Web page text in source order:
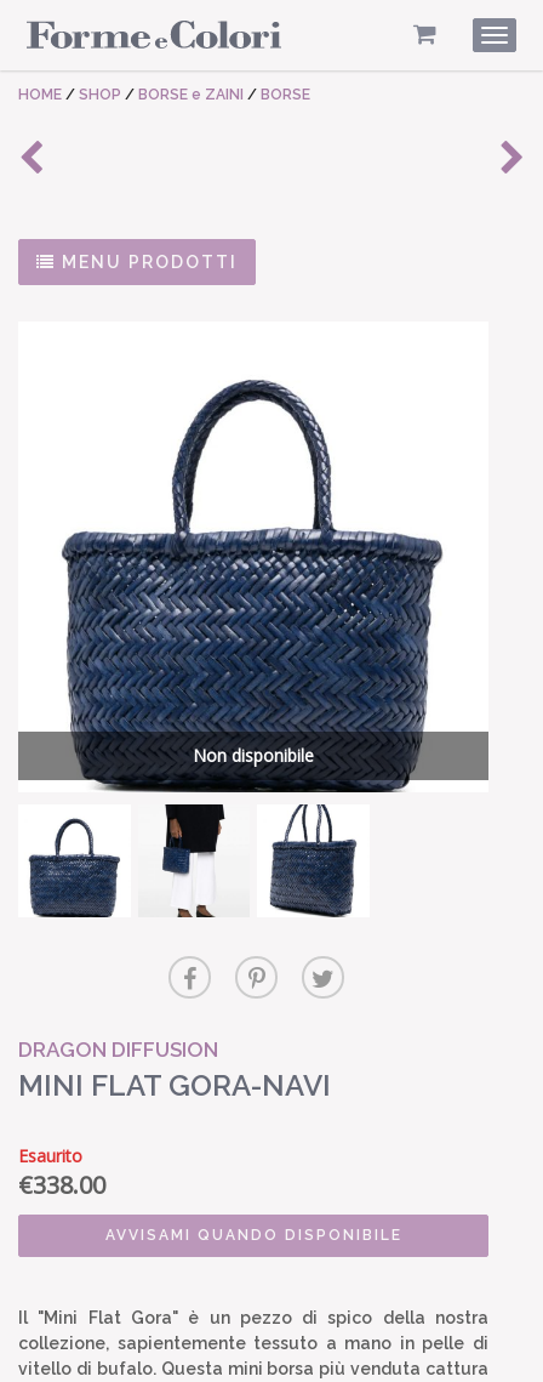
HOME / SHOP / BORSE e ZAINI / BORSE
MENU PRODOTTI
Non disponibile
DRAGON DIFFUSION
MINI FLAT GORA-NAVI
Esaurito
€338.00
AVVISAMI QUANDO DISPONIBILE
Il "Mini Flat Gora" è un pezzo di spico della nostra
collezione, sapientemente tessuto a mano in pelle di
vitello di bufalo. Questa mini borsa più venduta cattura